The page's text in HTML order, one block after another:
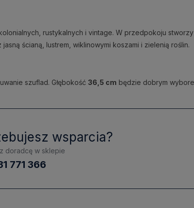
rustykalnych i vintage. W przedpokoju
ścianą, lustrem, wiklinowymi koszami i zielenią roślin.
szuflad. Głębokość 36,5 cm będzie dobrym
wsparcia?
doradcę w sklepie
771 366